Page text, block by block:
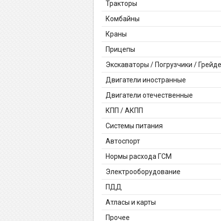
Тракторы
Комбайны
Краны
Прицепы
Экскаваторы / Погрузчики /
Двигатели иностранные
Двигатели отечественные
КПП / АКПП
Системы питания
Автоспорт
Нормы расхода ГСМ
Электрооборудование
ПДД
Атласы и карты
Прочее